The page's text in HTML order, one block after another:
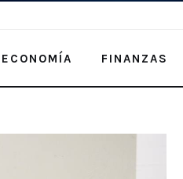
ECONOMÍA FINANZAS